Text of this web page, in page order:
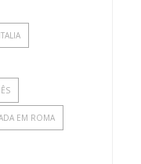
EM ROMA